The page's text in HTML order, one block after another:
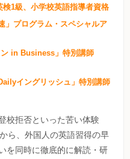
1級、小学校英語指導者資格
プログラム・スペシャルア
in Business」特別講師
イングリッシュ」特別講師
校拒否といった苦い体験
ら、外国人の英語習得の早
を同時に徹底的に解読・研